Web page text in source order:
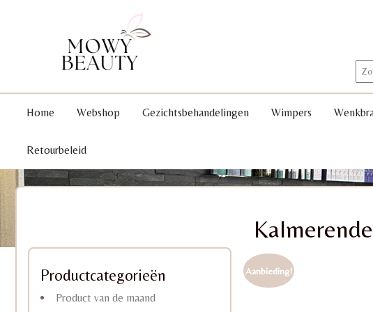
Home Webshop Gezichtsbehandelingen Wimpers
Retourbeleid
Productcategorieën
Product van de maand
Aanbieding!